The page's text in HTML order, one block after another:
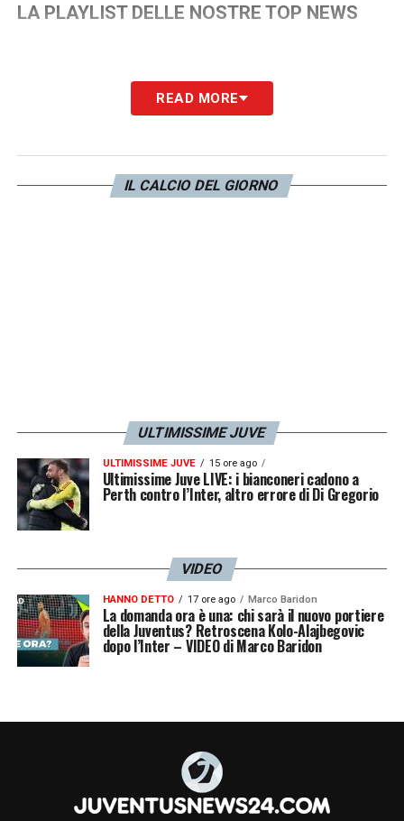
LA PLAYLIST DELLE NOSTRE TOP NEWS
READ MORE
IL CALCIO DEL GIORNO
ULTIMISSIME JUVE
ULTIMISSIME JUVE 15 ore ago
Ultimissime Juve LIVE: i bianconeri cadono a
Perth contro l’Inter, altro errore di Di Gregorio
VIDEO
HANNO DETTO 17 ore ago Marco Baridon
La domanda ora è una: chi sarà il nuovo portiere
della Juventus? Retroscena Kolo-Alajbegovic
dopo l’Inter – VIDEO di Marco Baridon